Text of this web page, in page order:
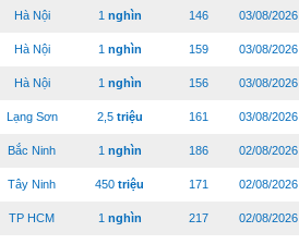
Hà Nội 1 nghìn 146 03/08/2026
Hà Nội 1 nghìn 159 03/08/2026
Hà Nội 1 nghìn 156 03/08/2026
Lạng Sơn 2,5 triệu 161 03/08/2026
Bắc Ninh 1 nghìn 186 02/08/2026
Tây Ninh 450 triệu 171 02/08/2026
TP HCM 1 nghìn 217 02/08/2026